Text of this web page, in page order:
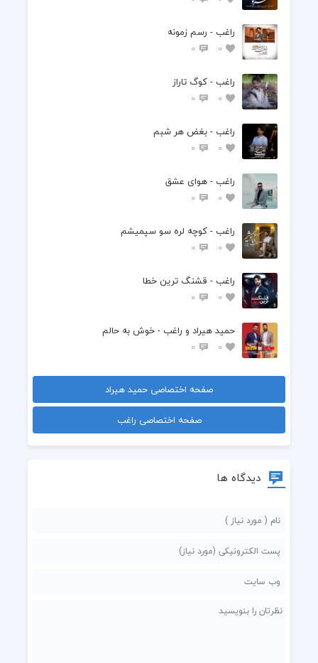
راغب - رسم زمونه
0
0
راغب - کوگ تاراز
0
0
راغب - بغض هر شبم
0
0
راغب - هوای عشق
0
0
راغب - کوچه لره سو سپمیشم
0
0
راغب - قشنگ ترین خطا
0
0
حمید هیراد و راغب - خوش به حالم
0
0
صفحه اختصاصی حمید هیراد
صفحه اختصاصی راغب
دیدگاه ها